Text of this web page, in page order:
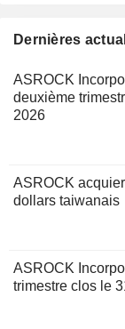
Dernières
ASROCK
deuxième
2026
ASROCK
dollars taiwanais
ASROCK
trimestre clos le